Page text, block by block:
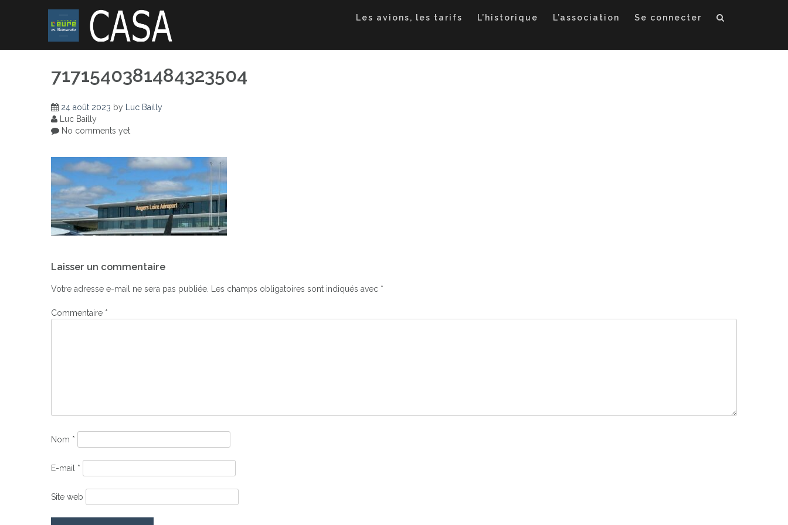
Les avions, les tarifs L’historique L’association Se connecter
7171540381484323504
24 août 2023 by
Luc Bailly
Luc Bailly
No comments yet
de
l’article
Laisser un commentaire
Votre adresse e-mail ne sera pas publiée. Les champs obligatoires sont indiqués avec *
Commentaire *
Nom *
E-mail *
Site web